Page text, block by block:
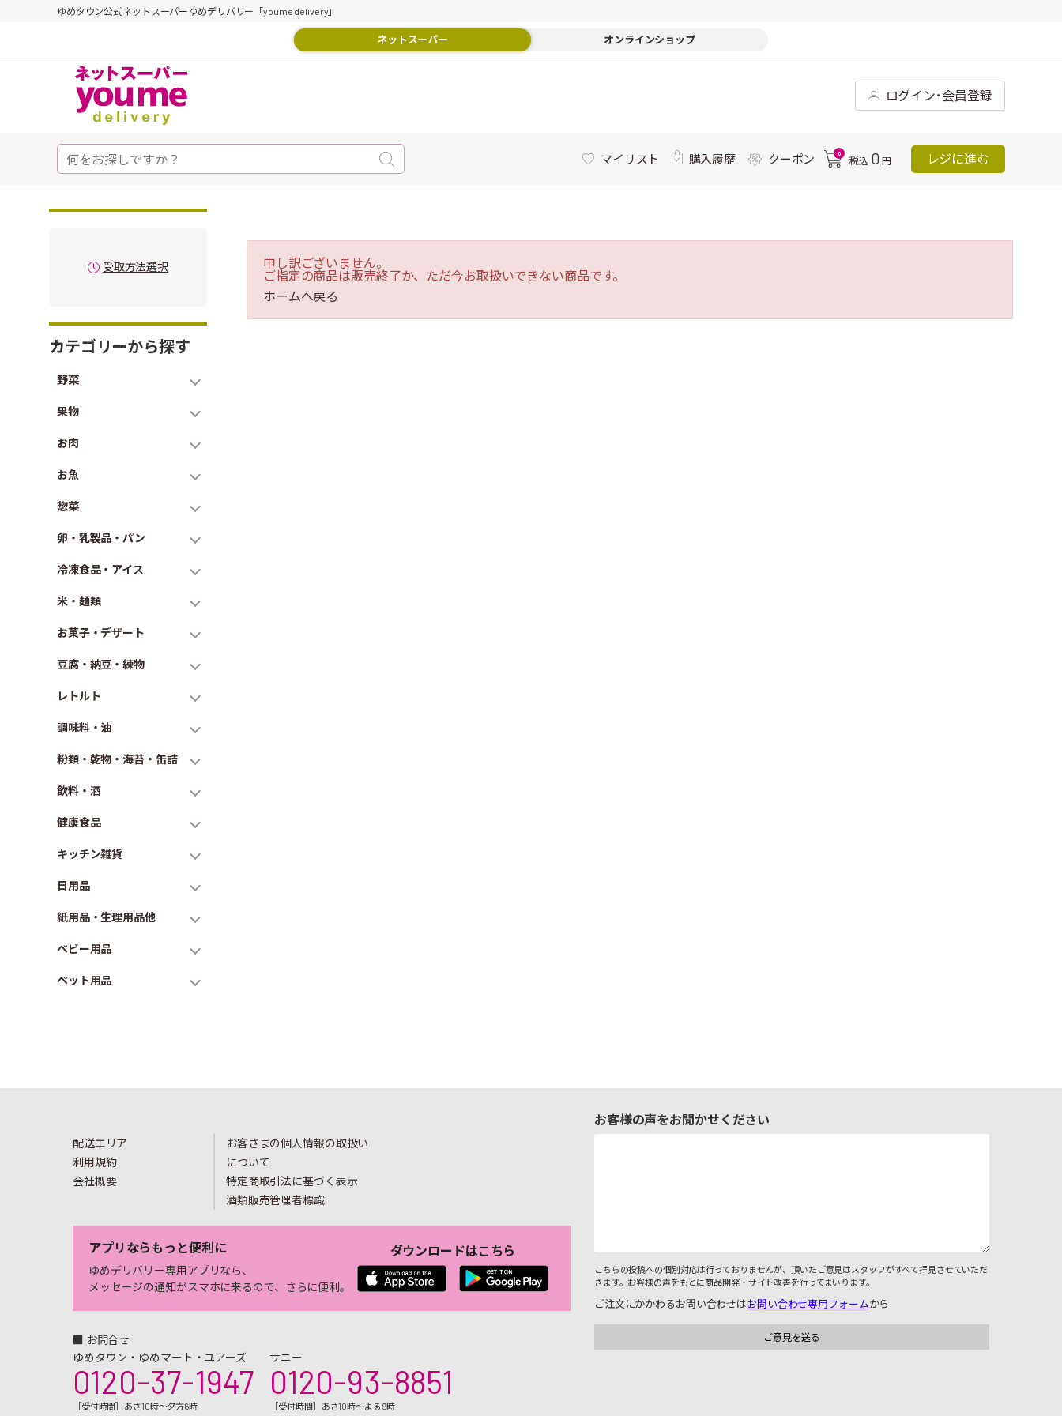
ゆめタウン公式ネットスーパーゆめデリバリー「youme delivery」
ネットスーパー オンラインショップ
ログイン･会員登録
マイリスト 購入履歴 クーポン 0
税込 0 円 レジに進む
受取方法選択
カテゴリーから探す
野菜
果物
お肉
お魚
惣菜
卵・乳製品・パン
冷凍食品・アイス
米・麺類
お菓子・デザート
豆腐・納豆・練物
レトルト
調味料・油
粉類・乾物・海苔・缶詰
飲料・酒
健康食品
キッチン雑貨
日用品
紙用品・生理用品他
ベビー用品
ペット用品
申し訳ございません。
ご指定の商品は販売終了か、ただ今お取扱いできない商品です。
ホームへ戻る
配送エリア
利用規約
会社概要
お客さまの個人情報の取扱い
について
特定商取引法に基づく表示
酒類販売管理者標識
アプリならもっと便利に
ゆめデリバリー専用アプリなら、
メッセージの通知がスマホに来るので、さらに便利。
ダウンロードはこちら
■ お問合せ
ゆめタウン・ゆめマート・ユアーズ
0120-37-1947
［受付時間］あさ10時～夕方6時
サニー
0120-93-8851
［受付時間］あさ10時～よる9時
お客様の声をお聞かせください
こちらの投稿への個別対応は行っておりませんが、頂いたご意見はスタッフがすべて拝見させていただ
きます。お客様の声をもとに商品開発・サイト改善を行ってまいります。
ご注文にかかわるお問い合わせはお問い合わせ専用フォームから